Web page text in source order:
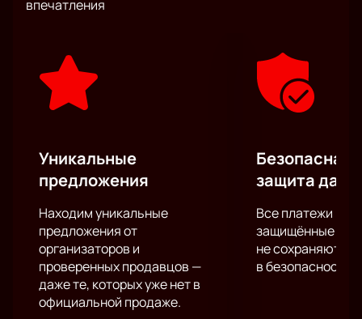
новым углом, через призму здорового взрослого
заряд положительной энергии!
впечатления
Уникальные
предложения
Находим уникальные
предложения от
организаторов и
проверенных продавцов —
даже те, которых уже нет в
официальной продаже.
Безопасная
защита
Все платежи
защищённые
не сохраняются
в безопасности.